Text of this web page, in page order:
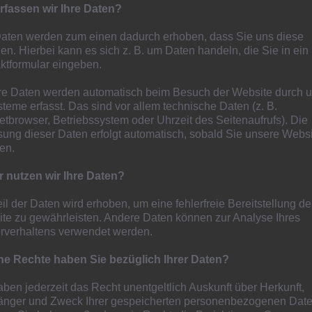
die schlechte Kunde am späten Vormittag per
07 im Kreispokalfinale!
sich bei Union Mülheim nach 0:1 Rückstand mit 2:1
muss noch zwischen dem SV Genc Osman
SV Raadt ermittelt werden –
Hamborn 07 steht im Finale des Kreispokals.
wir Ihre Daten?
werden zum einen dadurch erhoben, dass Sie uns diese
Hierbei kann es sich z. B. um Daten handeln, die Sie in ein
eingeben.
Daten werden automatisch beim Besuch der Website durch
erfasst. Das sind vor allem technische Daten (z. B.
Betriebssystem oder Uhrzeit des Seitenaufrufs). Die
dieser Daten erfolgt automatisch, sobald Sie unsere
nutzen wir Ihre Daten?
der Daten wird erhoben, um eine fehlerfreie Bereitstellung
zu gewährleisten. Andere Daten können zur Analyse Ihres
verwendet werden.
Rechte haben Sie bezüglich Ihrer Daten?
jederzeit das Recht unentgeltlich Auskunft über Herkunft,
und Zweck Ihrer gespeicherten personenbezogenen